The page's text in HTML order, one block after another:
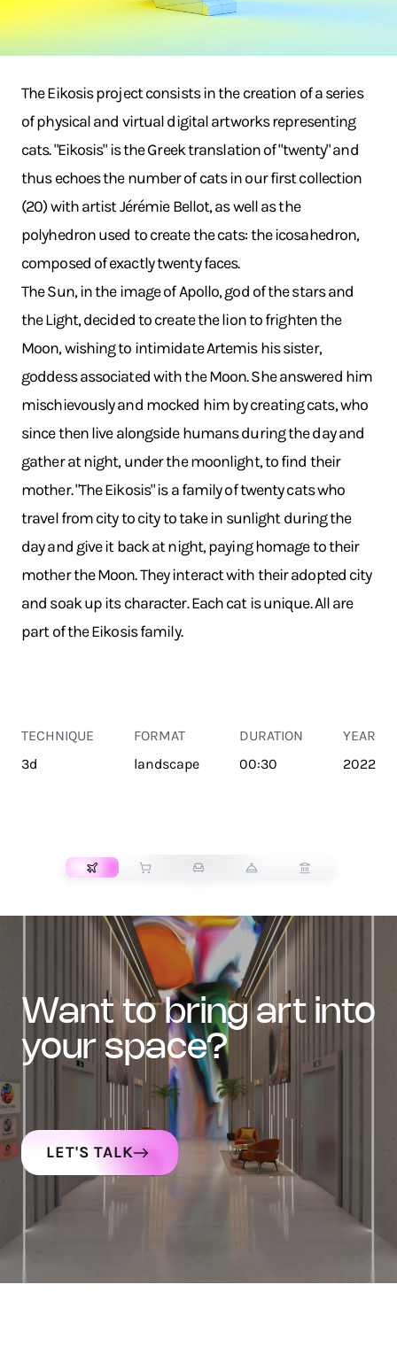
The Eikosis project consists in the creation of a series
of physical and virtual digital artworks representing
cats. "Eikosis" is the Greek translation of "twenty" and
thus echoes the number of cats in our first collection
(20) with artist Jérémie Bellot, as well as the
polyhedron used to create the cats: the icosahedron,
composed of exactly twenty faces.
The Sun, in the image of Apollo, god of the stars and
the Light, decided to create the lion to frighten the
Moon, wishing to intimidate Artemis his sister,
goddess associated with the Moon. She answered him
mischievously and mocked him by creating cats, who
since then live alongside humans during the day and
gather at night, under the moonlight, to find their
mother. "The Eikosis" is a family of twenty cats who
travel from city to city to take in sunlight during the
day and give it back at night, paying homage to their
mother the Moon. They interact with their adopted city
and soak up its character. Each cat is unique. All are
part of the Eikosis family.
TECHNIQUE
3d
FORMAT
landscape
DURATION
00:30
YEAR
2022
want to bring art into
your space?
LET'S TALK